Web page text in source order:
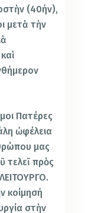
(40ήν),
μετὰ τὴν
Πατέρες
ὠφέλεια
μας
τελεῖ πρὸς
κοίμησή
στὴν